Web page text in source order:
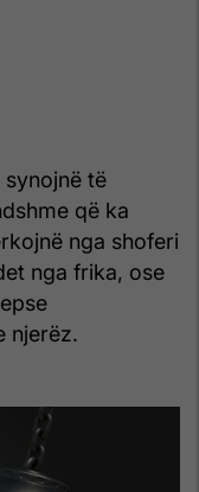
synojnë të
që ka
nga shoferi
nga frika, ose
njerëz.